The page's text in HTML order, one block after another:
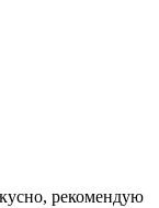
рекомендую